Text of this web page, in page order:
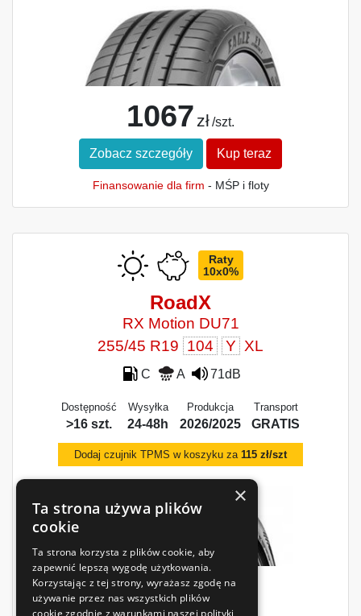
1067 zł/szt.
Zobacz szczegóły Kup teraz
Finansowanie dla firm - MŚP i floty
Raty
10x0%
RoadX
RX Motion DU71
255/45 R19 104 Y XL
C A 71dB
Dostępność
>16 szt.
Wysyłka
24-48h
Produkcja
2026/2025
Transport
GRATIS
Dodaj czujnik TPMS w koszyku za 115 zł/szt
336 zł/szt.
×
Ta strona używa plików
cookie
Ta strona korzysta z plików cookie, aby
zapewnić lepszą wygodę użytkowania.
Korzystając z tej strony, wyrażasz zgodę na
używanie przez nas wszystkich plików
cookie zgodnie z warunkami naszej polityki